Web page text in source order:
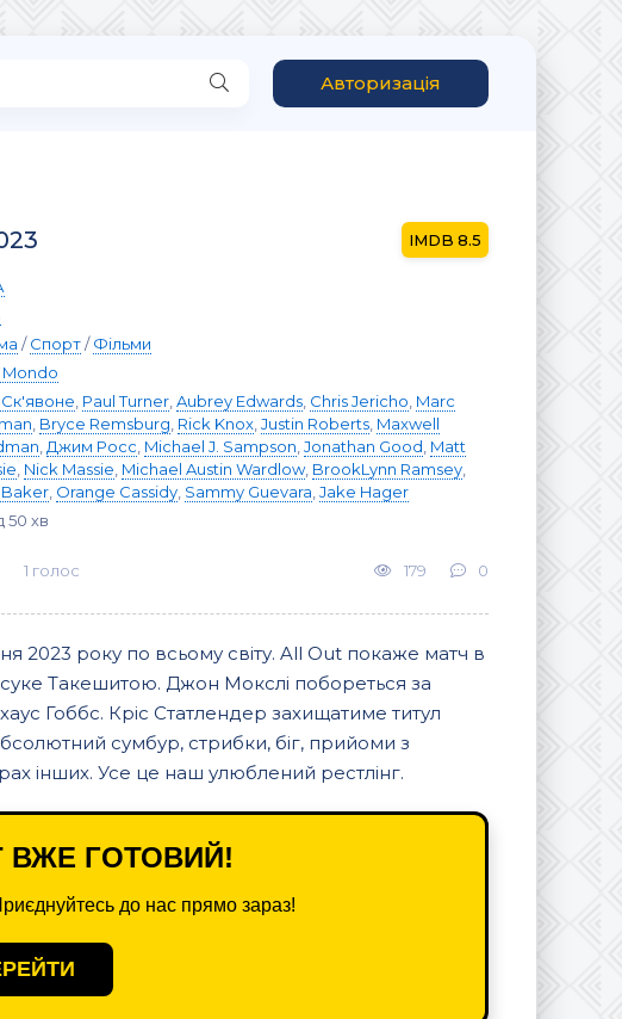
Авторизація
8.5
/Спорт/Фільми
Mondo
Paul Turner Aubrey Edwards Chris Jericho Marc
Bryce Remsburg Rick Knox Justin Roberts Maxwell
Джим Росс Michael J. Sampson Jonathan Good Matt
Nick Massie Michael Austin Wardlow, BrookLynn Ramsey
Orange Cassidy Sammy Guevara Jake Hager
50 хв
1 голос 179 0
2023 року по всьому світу. All Out покаже матч в
Такешитою. Джон Мокслі побореться за
Гоббс. Кріс Статлендер захищатиме титул
сумбур, стрибки, біг, прийоми з
інших. Усе це наш улюблений рестлінг.
ВЖЕ ГОТОВИЙ!
до нас прямо зараз!